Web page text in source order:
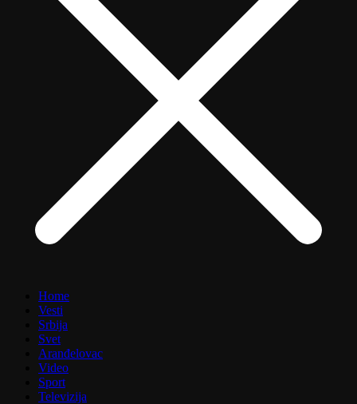
Home
Vesti
Srbija
Svet
Aranđelovac
Video
Sport
Televizija